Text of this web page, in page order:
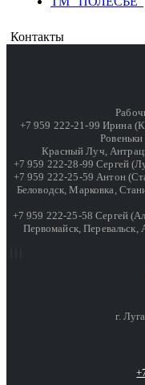
Контакты
+7 959 222-21-99 Ирина
Ровеньки
Красный Луч,
+7 959 222-28-99 Сергей
+7 959 222-25-59 Антон
Беловодск, Марковка,
+7 959 222-25-58 Сергей
Первомайск, Перевальск,
г.